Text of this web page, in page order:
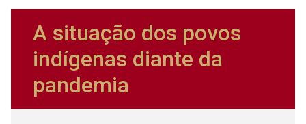
A situação dos povos
indígenas diante da
pandemia